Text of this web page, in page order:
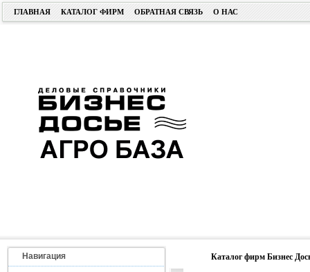
ГЛАВНАЯ КАТАЛОГ ФИРМ ОБРАТНАЯ СВЯЗЬ О НАС
Навигация Каталог фирм Бизнес